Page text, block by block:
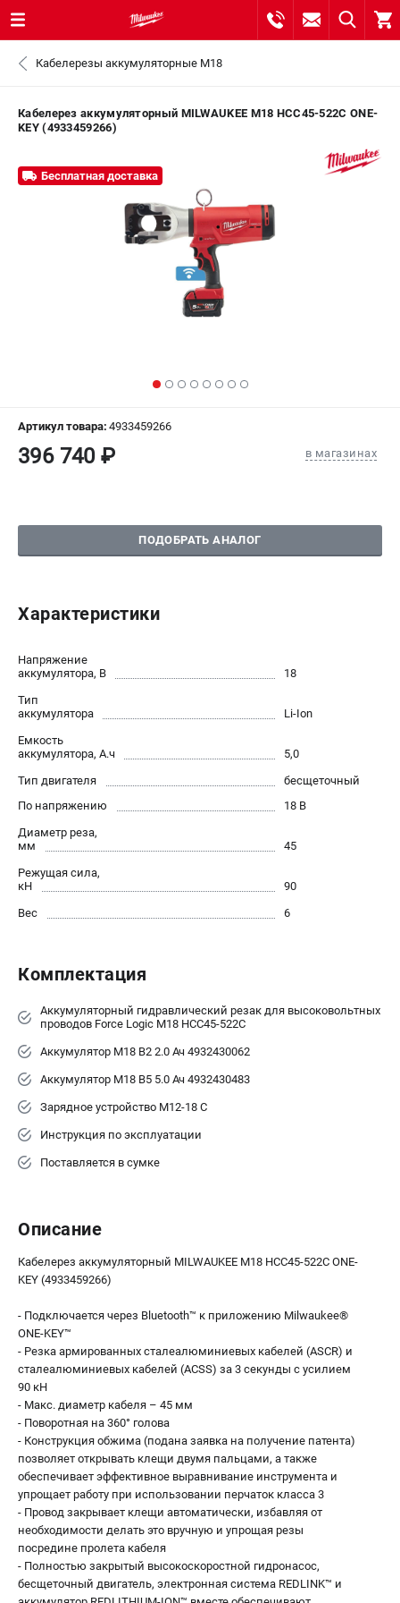
СЕРВИС
ИЗБРАННОЕ
СРАВНЕНИЕ ( 0 )
ВХОД ИЛИ РЕГИСТРАЦИЯ
ЗАКАЗАТЬ ЗАПЧАСТЬ
- ЗАКАЗ ЗАПЧАСТЕЙ
0 ₽
Сервисный центр
Нашли дешевле?
Как нас найти
ИНФОРМАЦИЯ
Новости
Юридическим лицам
Пользовательское соглашение
Информация размещённая на сайте не является публичной
проспект Александровской Фермы, 29АЛ
8 (800) 550-70-46
Режим работы колл-центра:
сб - с 10:00 до 16:00
+7 (8112) 59-10-67
Кабелерезы аккумуляторные M18
Кабелерез аккумуляторный MILWAUKEE M18 HCC45-522C ONE-
KEY (4933459266)
Бесплатная доставка
Артикул товара: 4933459266
396 740 ₽ в магазинах
ПОДОБРАТЬ АНАЛОГ
Характеристики
Напряжение
аккумулятора, В
18
Тип
аккумулятора
Li-Ion
Емкость
аккумулятора, А.ч
5,0
Тип двигателя
бесщеточный
По напряжению
18 В
Диаметр реза,
мм
45
Режущая сила,
кН
90
Вес
6
Комплектация
Аккумуляторный гидравлический резак для высоковольтных
проводов Force Logic M18 HCC45-522C
Аккумулятор M18 B2 2.0 Ач 4932430062
Аккумулятор M18 B5 5.0 Ач 4932430483
Зарядное устройство M12-18 C
Инструкция по эксплуатации
Поставляется в сумке
Описание
Кабелерез аккумуляторный MILWAUKEE M18 HCC45-522C ONE-
KEY (4933459266)
- Подключается через Bluetooth™ к приложению Milwaukee®
ONE-KEY™
- Резка армированных сталеалюминиевых кабелей (ASCR) и
сталеалюминиевых кабелей (ACSS) за 3 секунды с усилием
90 кН
- Макс. диаметр кабеля – 45 мм
- Поворотная на 360° голова
- Конструкция обжима (подана заявка на получение патента)
позволяет открывать клещи двумя пальцами, а также
обеспечивает эффективное выравнивание инструмента и
упрощает работу при использовании перчаток класса 3
- Провод закрывает клещи автоматически, избавляя от
необходимости делать это вручную и упрощая резы
посредине пролета кабеля
- Полностью закрытый высокоскоростной гидронасос,
бесщеточный двигатель, электронная система REDLINK™ и